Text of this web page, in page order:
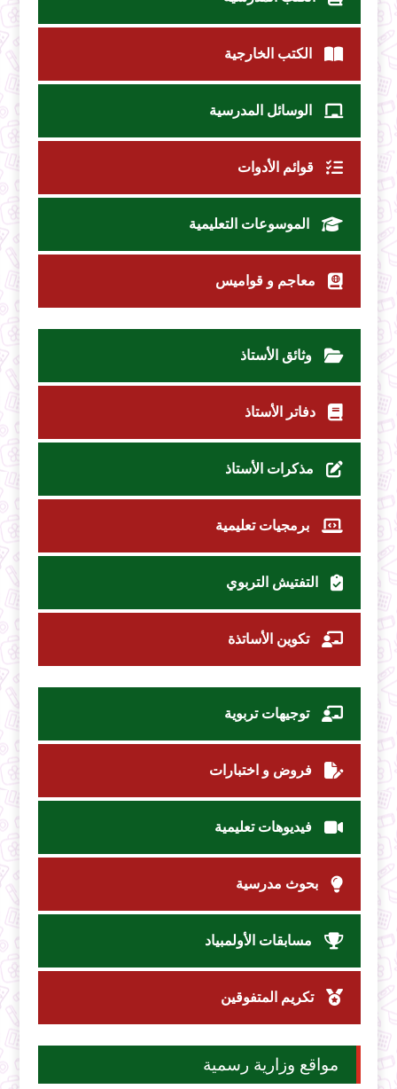
الكتب الخارجية
الوسائل المدرسية
قوائم الأدوات
الموسوعات التعليمية
معاجم و قواميس
وثائق الأستاذ
دفاتر الأستاذ
مذكرات الأستاذ
برمجيات تعليمية
التفتيش التربوي
تكوين الأساتذة
توجيهات تربوية
فروض و اختبارات
فيديوهات تعليمية
بحوث مدرسية
مسابقات الأولمبياد
تكريم المتفوقين
مواقع وزارية رسمية